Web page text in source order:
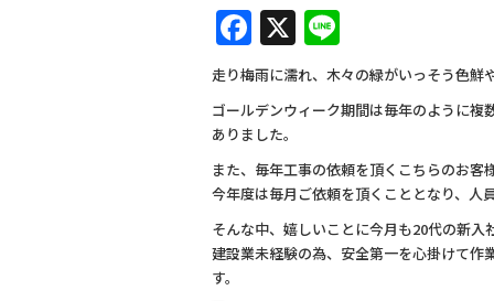
F
a
c
e
b
o
o
k
X
n
e
走り梅雨に濡れ、木々の緑がいっそう色鮮
ゴールデンウィーク期間は毎年のように
ありました。
また、毎年工事の依頼を頂くこちらのお客
今年度は毎月ご依頼を頂くこととなり、人
そんな中、嬉しいことに今月も20代の新入
建設業未経験の為、安全第一を心掛けて作
す。